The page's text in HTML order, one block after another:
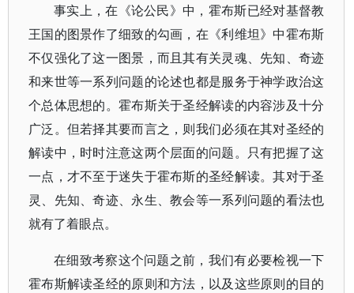
事实上，在《论公民》中，霍布斯已经对基督教
王国的图景作了细致的勾画，在《利维坦》中霍布斯
不仅强化了这一图景，而且其有关灵魂、先知、奇迹
和来世等一系列问题的论述也都是服务于神学政治这
个总体思想的。霍布斯关于圣经解读的内容涉及十分
广泛。但若择其要而言之，则我们必须在其对圣经的
解读中，时时注意这两个层面的问题。只有把握了这
一点，才不至于迷失于霍布斯的圣经解读。其对于圣
灵、先知、奇迹、永生、教会等一系列问题的看法也
就有了着眼点。
在细致考察这个问题之前，我们有必要检视一下
霍布斯解读圣经的原则和方法，以及这些原则的目的